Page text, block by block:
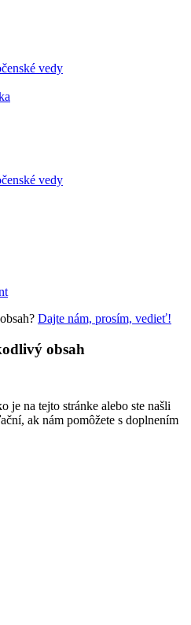
vedy
vedy
Dajte nám, prosím, vedieť!
obsah
je na tejto stránke alebo ste našli
ak nám pomôžete s doplnením